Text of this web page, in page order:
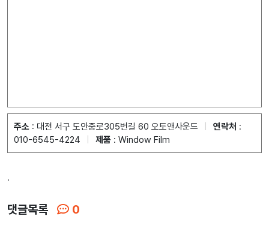
주소 : 대전 서구 도안중로305번길 60 오토앤사운드 연락처 :
010-6545-4224
제품 : Window Film
.
댓글목록 0